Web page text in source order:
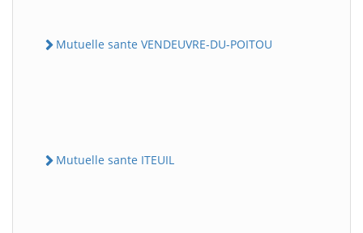
Mutuelle sante VENDEUVRE-DU-POITOU
Mutuelle sante ITEUIL